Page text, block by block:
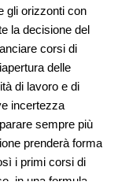
gli orizzonti con
la decisione del
corsi di
delle
di lavoro e di
incertezza
sempre più
prenderà forma
i primi corsi di
in una formula